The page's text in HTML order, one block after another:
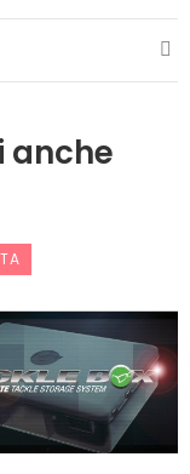
anche